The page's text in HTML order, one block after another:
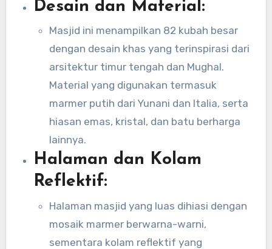
Desain dan Material:
Masjid ini menampilkan 82 kubah besar
dengan desain khas yang terinspirasi dari
arsitektur timur tengah dan Mughal.
Material yang digunakan termasuk
marmer putih dari Yunani dan Italia, serta
hiasan emas, kristal, dan batu berharga
lainnya.
Halaman dan Kolam
Reflektif:
Halaman masjid yang luas dihiasi dengan
mosaik marmer berwarna-warni,
sementara kolam reflektif yang